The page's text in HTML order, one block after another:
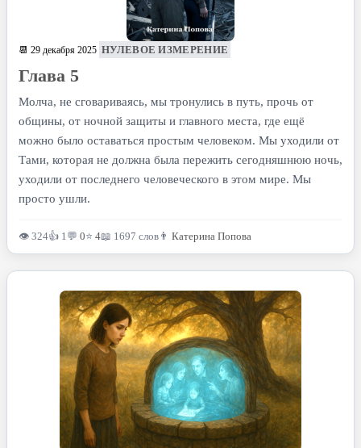
📆 29 декабря 2025 НУЛЕВОЕ ИЗМЕРЕНИЕ
Глава 5
Молча, не сговариваясь, мы тронулись в путь, прочь от
общины, от ночной защиты и главного места, где ещё
можно было оставаться простым человеком. Мы уходили от
Тами, которая не должна была пережить сегодняшнюю ночь,
уходили от последнего человеческого в этом мире. Мы
просто ушли.
👁 324👍 1💬 0⭐ 4📖 1697 слов 👨 Катерина Попова